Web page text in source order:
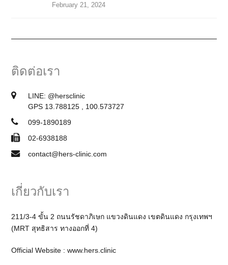
February 21, 2024
ติดต่อเรา
LINE: @hersclinic
GPS 13.788125 , 100.573727
099-1890189
02-6938188
contact@hers-clinic.com
เกี่ยวกับเรา
211/3-4 ขั้น 2 ถนนรัชดาภิเษก แขวงดินแดง เขตดินแดง กรุงเทพฯ
(MRT สุทธิสาร ทางออกที่ 4)
Official Website :www.hers.clinic